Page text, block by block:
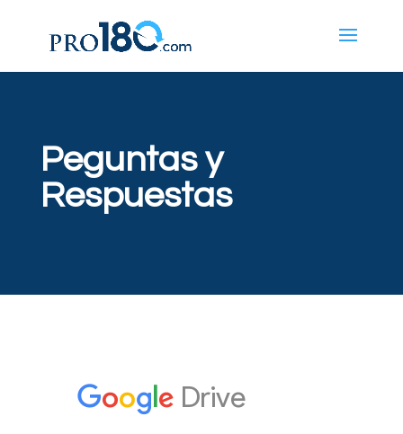
Peguntas y
Respuestas